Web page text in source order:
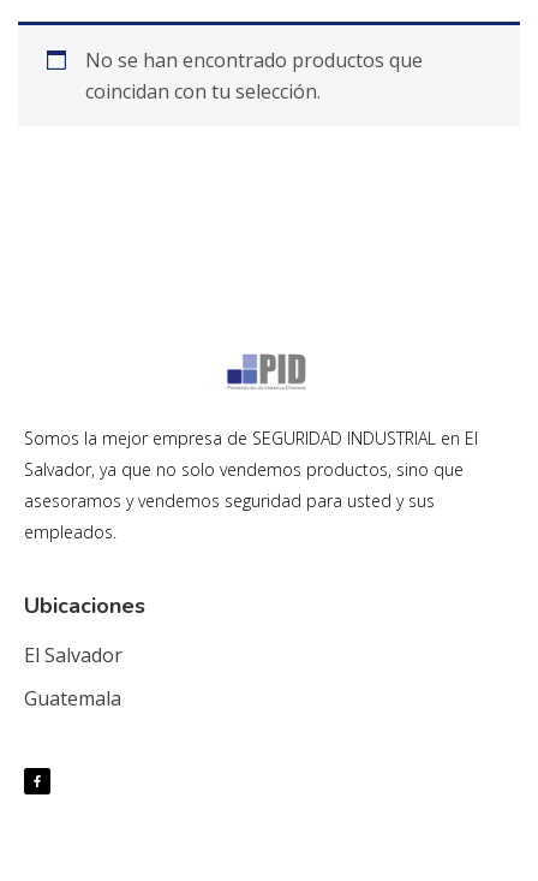
No se han encontrado productos que
coincidan con tu selección.
Somos la mejor empresa de SEGURIDAD INDUSTRIAL en El
Salvador, ya que no solo vendemos productos, sino que
asesoramos y vendemos seguridad para usted y sus
empleados.
Ubicaciones
El Salvador
Guatemala